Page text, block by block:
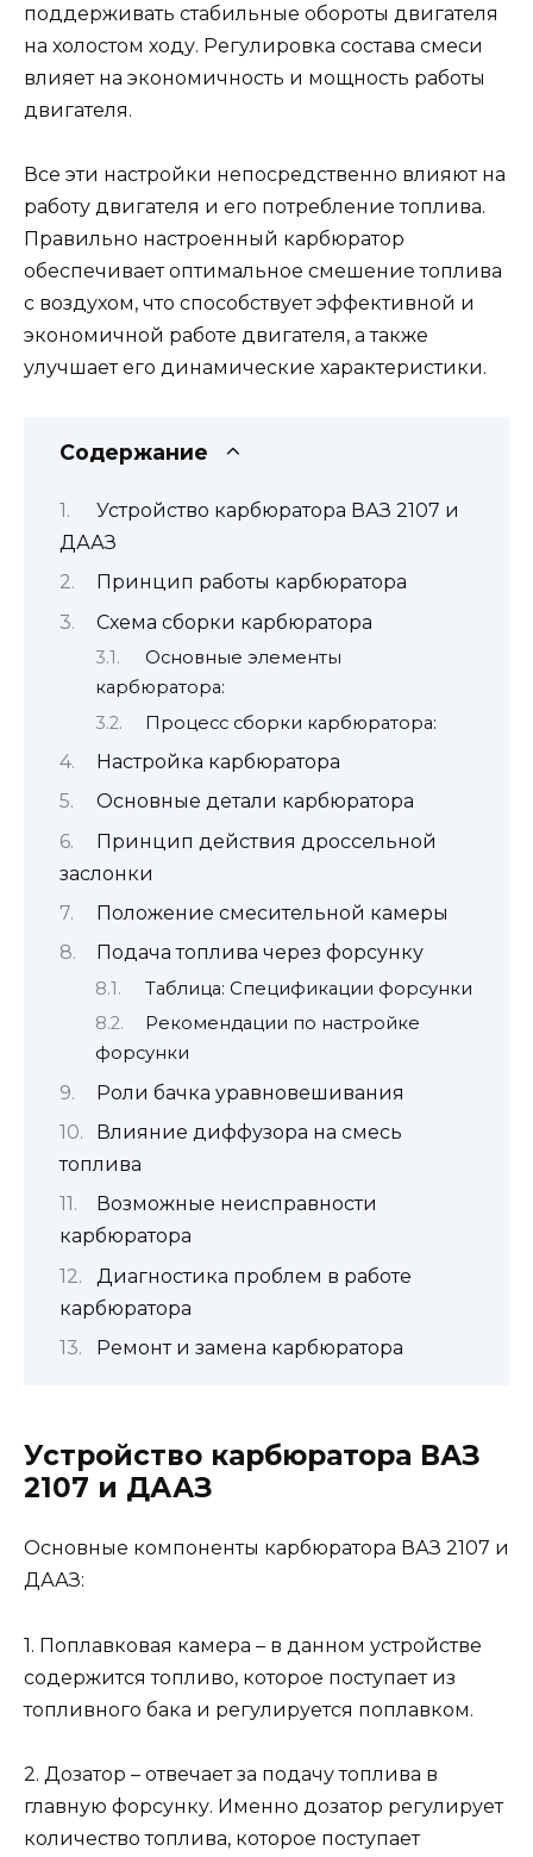
поддерживать стабильные обороты двигателя
на холостом ходу. Регулировка состава смеси
влияет на экономичность и мощность работы
двигателя.
Все эти настройки непосредственно влияют на
работу двигателя и его потребление топлива.
Правильно настроенный карбюратор
обеспечивает оптимальное смешение топлива
с воздухом, что способствует эффективной и
экономичной работе двигателя, а также
улучшает его динамические характеристики.
Содержание
Устройство карбюратора ВАЗ 2107 и
ДААЗ
Принцип работы карбюратора
Схема сборки карбюратора
Основные элементы
карбюратора:
Процесс сборки карбюратора:
Настройка карбюратора
Основные детали карбюратора
Принцип действия дроссельной
заслонки
Положение смесительной камеры
Подача топлива через форсунку
Таблица: Спецификации форсунки
Рекомендации по настройке
форсунки
Роли бачка уравновешивания
Влияние диффузора на смесь
топлива
Возможные неисправности
карбюратора
Диагностика проблем в работе
карбюратора
Ремонт и замена карбюратора
Устройство карбюратора ВАЗ
2107 и ДААЗ
Основные компоненты карбюратора ВАЗ 2107 и
ДААЗ:
1. Поплавковая камера – в данном устройстве
содержится топливо, которое поступает из
топливного бака и регулируется поплавком.
2. Дозатор – отвечает за подачу топлива в
главную форсунку. Именно дозатор регулирует
количество топлива, которое поступает